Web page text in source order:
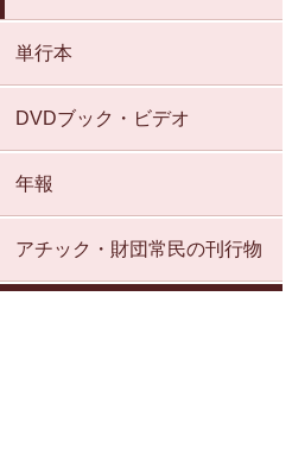
単行本
DVDブック・ビデオ
年報
アチック・財団常民の刊行物